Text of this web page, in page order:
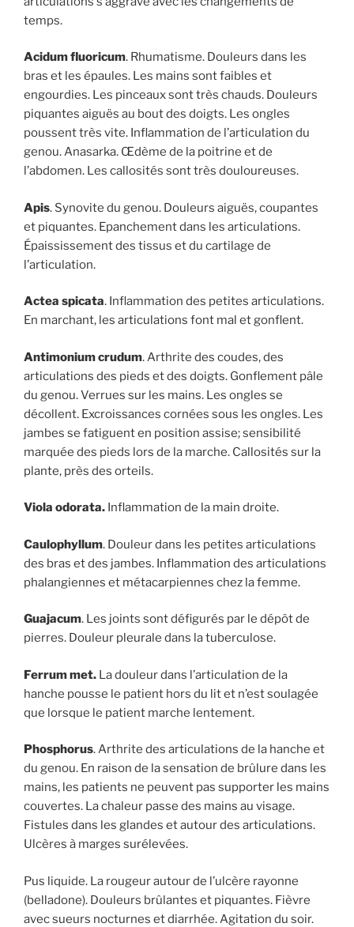
temps.
Acidum fluoricum. Rhumatisme. Douleurs dans les
bras et les épaules. Les mains sont faibles et
engourdies. Les pinceaux sont très chauds. Douleurs
piquantes aiguës au bout des doigts. Les ongles
poussent très vite. Inflammation de l’articulation du
genou. Anasarka. Œdème de la poitrine et de
l’abdomen. Les callosités sont très douloureuses.
Apis. Synovite du genou. Douleurs aiguës, coupantes
et piquantes. Epanchement dans les articulations.
Épaississement des tissus et du cartilage de
l’articulation.
Actea spicata. Inflammation des petites articulations.
En marchant, les articulations font mal et gonflent.
Antimonium crudum. Arthrite des coudes, des
articulations des pieds et des doigts. Gonflement pâle
du genou. Verrues sur les mains. Les ongles se
décollent. Excroissances cornées sous les ongles. Les
jambes se fatiguent en position assise; sensibilité
marquée des pieds lors de la marche. Callosités sur la
plante, près des orteils.
Viola odorata. Inflammation de la main droite.
Caulophyllum. Douleur dans les petites articulations
des bras et des jambes. Inflammation des articulations
phalangiennes et métacarpiennes chez la femme.
Guajacum. Les joints sont défigurés par le dépôt de
pierres. Douleur pleurale dans la tuberculose.
Ferrum met. La douleur dans l’articulation de la
hanche pousse le patient hors du lit et n’est soulagée
que lorsque le patient marche lentement.
Phosphorus. Arthrite des articulations de la hanche et
du genou. En raison de la sensation de brûlure dans les
mains, les patients ne peuvent pas supporter les mains
couvertes. La chaleur passe des mains au visage.
Fistules dans les glandes et autour des articulations.
Ulcères à marges surélevées.
Pus liquide. La rougeur autour de l’ulcère rayonne
(belladone). Douleurs brûlantes et piquantes. Fièvre
avec sueurs nocturnes et diarrhée. Agitation du soir.